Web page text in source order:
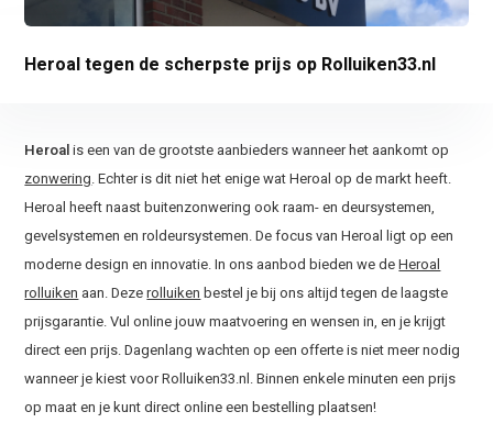
Heroal tegen de scherpste prijs op Rolluiken33.nl
Heroalis een van de grootste aanbieders wanneer het aankomt op
zonwering. Echter is dit niet het enige wat Heroal op de markt heeft.
Heroal heeft naast buitenzonwering ook raam- en deursystemen,
gevelsystemen en roldeursystemen. De focus van Heroal ligt op een
moderne design en innovatie. In ons aanbod bieden we deHeroal
rolluiken aan. Dezerolluiken bestel je bij ons altijd tegen de laagste
prijsgarantie. Vul online jouw maatvoering en wensen in, en je krijgt
direct een prijs. Dagenlang wachten op een offerte is niet meer nodig
wanneer je kiest voor Rolluiken33.nl. Binnen enkele minuten een prijs
op maat en je kunt direct online een bestelling plaatsen!